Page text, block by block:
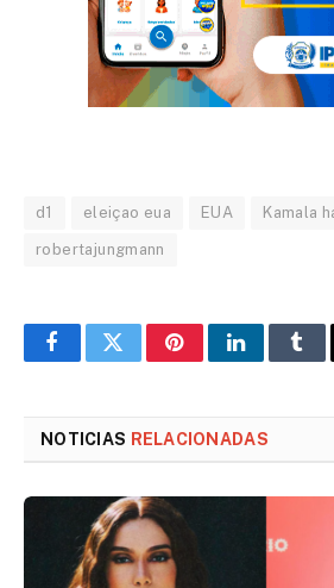
d1 eleiçao eua EUA Kamala
robertajungmann
FacebookTwitterPinterestLinkedIn
NOTICIAS RELACIONADAS